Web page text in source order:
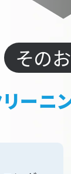
その
ーニ